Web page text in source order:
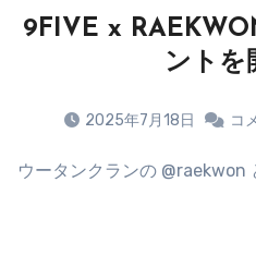
9FIVE x
ントを
2025年7月18日 コ
ウータンクランの